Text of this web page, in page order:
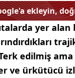
ekleyin,
yer
edilmiş
ve ürkütücü